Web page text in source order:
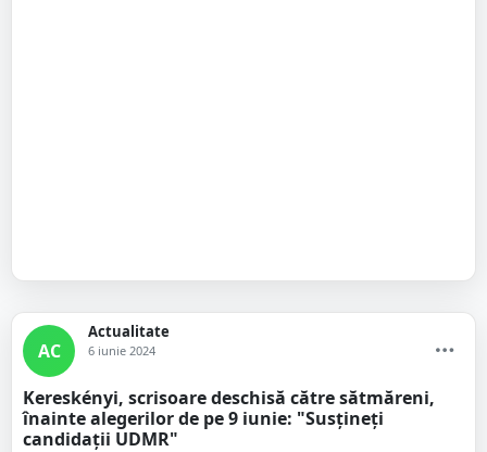
AC
Actualitate
6 iunie 2024
Kereskényi, scrisoare deschisă către sătmăreni,
înainte alegerilor de pe 9 iunie: "Susțineți
candidații UDMR"